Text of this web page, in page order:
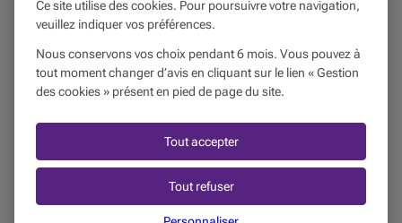
FRAUDE
#CyberScams : Comment se prémunir du
vol en ligne ?
Phishing (ou hameçonnage)est le nom regroupanttoutes
les techniques que les escrocs utilisent pour voler vos
données secrètes comme vos mots de passe, les
numéros de vos cartes de crédit ou les codes pour
Ce site utilise des cookies. Pour poursuivre votre navigation,
veuillez indiquer vos préférences.
Nous conservons vos choix pendant 6 mois. Vous pouvez à
tout moment changer d’avis en cliquant sur le lien « Gestion
des cookies » présent en pied de page du site.
Tout accepter
Tout refuser